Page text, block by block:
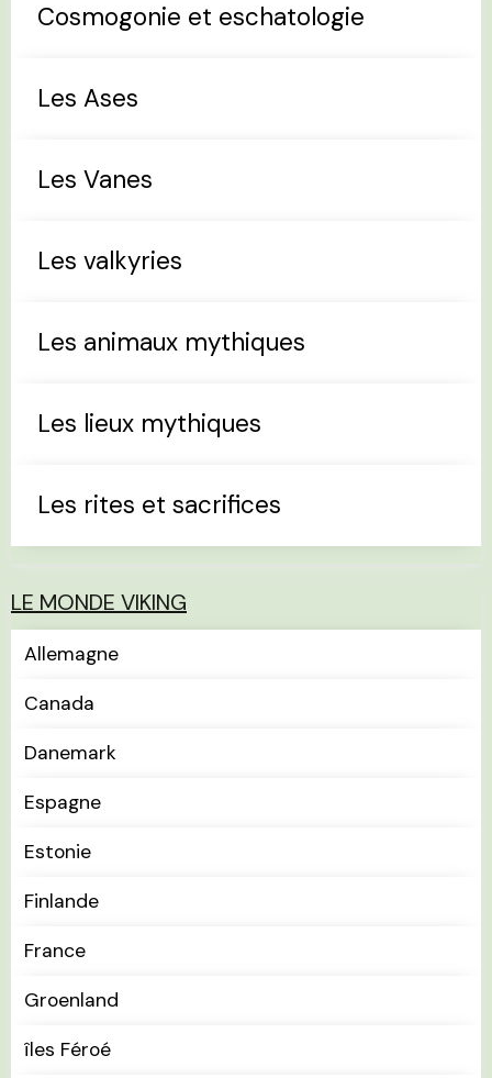
Cosmogonie et eschatologie
Les Ases
Les Vanes
Les valkyries
Les animaux mythiques
Les lieux mythiques
Les rites et sacrifices
LE MONDE VIKING
Allemagne
Canada
Danemark
Espagne
Estonie
Finlande
France
Groenland
îles Féroé